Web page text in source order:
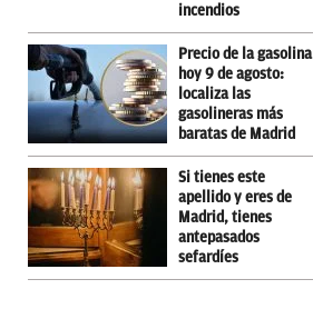
incendios
Precio de la gasolina
hoy 9 de agosto:
localiza las
gasolineras más
baratas de Madrid
Si tienes este
apellido y eres de
Madrid, tienes
antepasados
sefardíes